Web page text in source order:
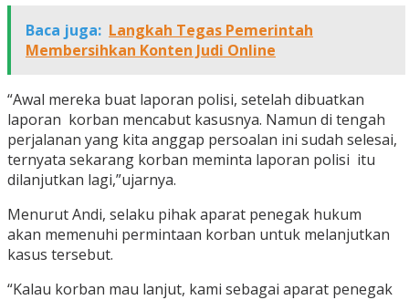
Baca juga: Langkah Tegas Pemerintah
Membersihkan Konten Judi Online
“Awal mereka buat laporan polisi, setelah dibuatkan
laporan korban mencabut kasusnya. Namun di tengah
perjalanan yang kita anggap persoalan ini sudah selesai,
ternyata sekarang korban meminta laporan polisi itu
dilanjutkan lagi,”ujarnya.
Menurut Andi, selaku pihak aparat penegak hukum
akan memenuhi permintaan korban untuk melanjutkan
kasus tersebut.
“Kalau korban mau lanjut, kami sebagai aparat penegak